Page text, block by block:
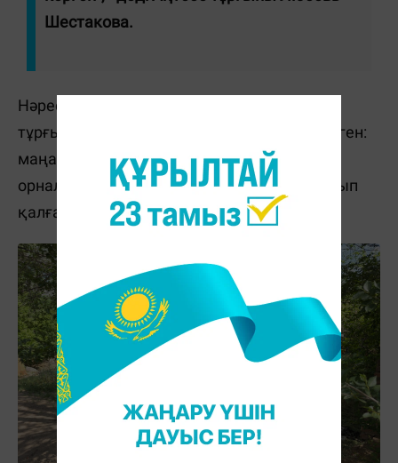
Шестакова.
Нәресте табылған жер баяғыдан
тұрғындардың наразылығын туғызып келген:
маңайда қараусыз қалған гараждар
орналасқан, ал аумақтың өзі қоқысқа толып
қалған.